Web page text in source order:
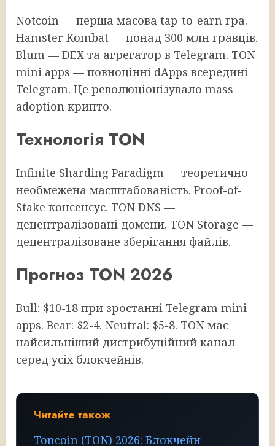
Notcoin — перша масова tap-to-earn гра.
Hamster Kombat — понад 300 млн гравців.
Blum — DEX та агрегатор в Telegram. TON
mini apps — повноцінні dApps всередині
Telegram. Це революціонізувало mass
adoption крипто.
Технологія TON
Infinite Sharding Paradigm — теоретично
необмежена масштабованість. Proof-of-
Stake консенсус. TON DNS —
децентралізовані домени. TON Storage —
децентралізоване зберігання файлів.
Прогноз TON 2026
Bull: $10-18 при зростанні Telegram mini
apps. Bear: $2-4. Neutral: $5-8. TON має
найсильніший дистрибуційний канал
серед усіх блокчейнів.
Читайте також
Toncoin (TON) 2026: Блокчейн